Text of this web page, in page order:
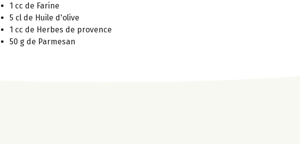
1 cc de Farine
5 cl de Huile d'olive
1 cc de Herbes de provence
50 g de Parmesan